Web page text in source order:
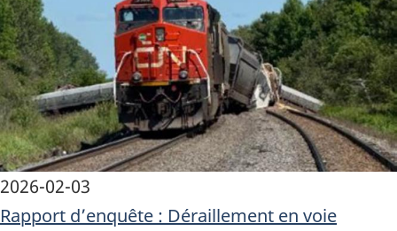
2026-02-03
Rapport d’enquête : Déraillement en voie